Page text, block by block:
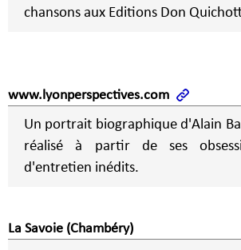
chansons aux Editions Don
www.lyonperspectives.com
Un portrait biographique d'Alain
réalisé à partir de ses
d'entretien inédits.
La Savoie (Chambéry)